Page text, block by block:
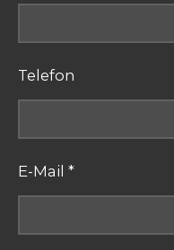
Telefon
E-Mail *